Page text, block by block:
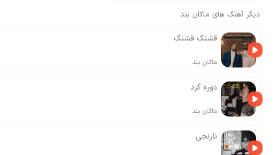
دیگر آهنگ های ماکان بند
قشنگ قشنگ
ماکان بند
دوره گرد
ماکان بند
نارنجی